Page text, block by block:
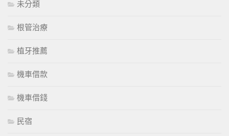
未分類
根管治療
植牙推薦
機車借款
機車借錢
民宿